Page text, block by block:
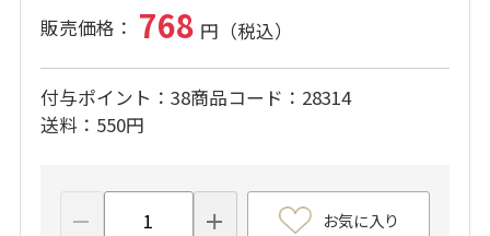
768
付与ポイント 38商品コード
28314
送料
550円
お気に入り